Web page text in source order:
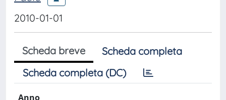
2010-01-01
Scheda breve
Scheda completa
Scheda completa (DC)
Anno